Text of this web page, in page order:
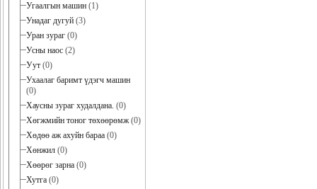
Угаалгын машин (1)
Унадаг дугуй (3)
Уран зураг (0)
Усны наос (2)
Уут (0)
Ухаалаг баримт үдэгч машин
(0)
Хаусны зураг худалдана. (0)
Хөгжмийн тоног төхөөрөмж(0)
Хөдөө аж ахуйн бараа (0)
Хөнжил (0)
Хөөрөг зарна (0)
Хутга (0)